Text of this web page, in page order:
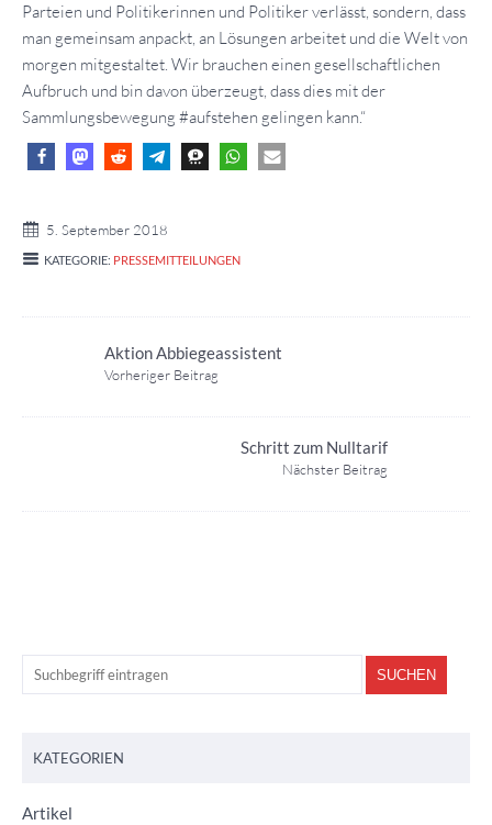
Parteien und Politikerinnen und Politiker verlässt, sondern, dass
man gemeinsam anpackt, an Lösungen arbeitet und die Welt von
morgen mitgestaltet. Wir brauchen einen gesellschaftlichen
Aufbruch und bin davon überzeugt, dass dies mit der
Sammlungsbewegung #aufstehen gelingen kann.“
5. September 2018
KATEGORIE: PRESSEMITTEILUNGEN
Aktion Abbiegeassistent
Vorheriger Beitrag
Schritt zum Nulltarif
Nächster Beitrag
KATEGORIEN
Artikel